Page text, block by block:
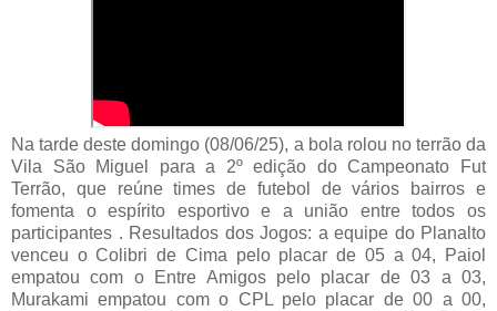
Na tarde deste domingo (08/06/25), a bola rolou no terrão da
Vila São Miguel para a 2º edição do Campeonato Fut
Terrão, que reúne times de futebol de vários bairros e
fomenta o espírito esportivo e a união entre todos os
participantes . Resultados dos Jogos: a equipe do Planalto
venceu o Colibri de Cima pelo placar de 05 a 04, Paiol
empatou com o Entre Amigos pelo placar de 03 a 03,
Murakami empatou com o CPL pelo placar de 00 a 00,